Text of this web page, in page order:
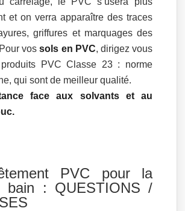
et on verra apparaître des traces
griffures et marquages des
vossols en PVC, dirigez vous
PVC Classe 23 : norme
qui sont de meilleur qualité.
face aux solvants et au
PVC pour la
bain : QUESTIONS /